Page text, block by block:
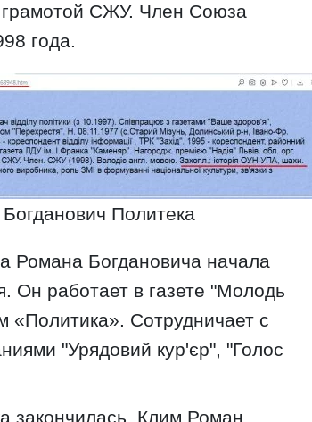
СЖУ. Член Союза
года.
Политека
Романа Богдановича начала
Он работает в газете "Молодь
«Политика». Сотрудничает с
"Урядовий кур'єр", "Голос
закончилась. Клим Роман